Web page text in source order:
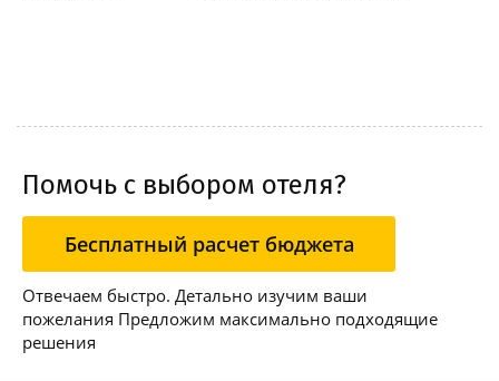
Помочь с выбором отеля?
Бесплатный расчет бюджета
Отвечаем быстро. Детально изучим ваши
пожелания Предложим максимально подходящие
решения